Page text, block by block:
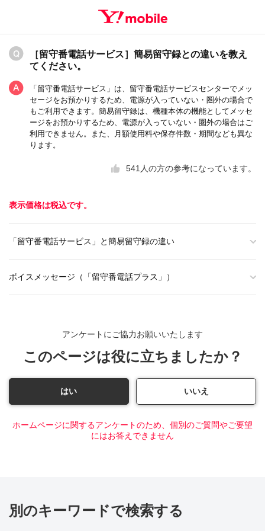
［留守番電話サービス］簡易留守録との違いを教え
てください。
「留守番電話サービス」は、留守番電話サービスセンターでメッ
セージをお預かりするため、電源が入っていない・圏外の場合で
もご利用できます。簡易留守録は、機種本体の機能としてメッセ
ージをお預かりするため、電源が入っていない・圏外の場合はご
利用できません。また、月額使用料や保存件数・期間なども異な
ります。
541 人の方の参考になっています。
表示価格は税込です。
「留守番電話サービス」と簡易留守録の違い
ボイスメッセージ（「留守番電話プラス」）
アンケートにご協力お願いいたします
このページは役に立ちましたか？
はい いいえ
ホームページに関するアンケートのため、個別のご質問やご要望
にはお答えできません
別のキーワードで検索する